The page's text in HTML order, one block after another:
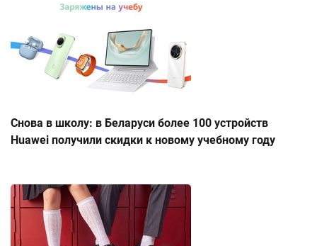
Снова в школу: в Беларуси более 100 устройств
Huawei получили скидки к новому учебному году